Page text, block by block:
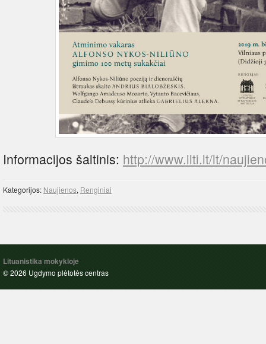
Informacijos šaltinis: http://www.llti.lt/lt/
Kategorijos: Naujienos, Renginiai
Lituanistika mokykloje
© 2026 Ugdymo plėtotės centras